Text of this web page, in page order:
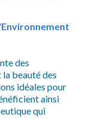
des
la beauté des
idéales pour
ainsi
qui